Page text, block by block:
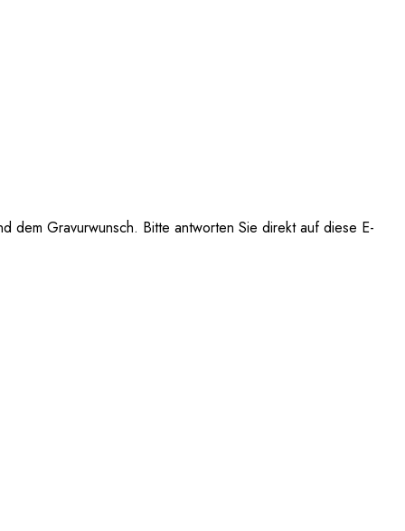
dem Gravurwunsch. Bitte antworten Sie direkt auf diese E-